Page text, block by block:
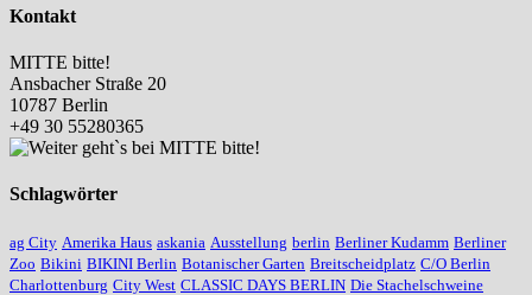
Kontakt
MITTE bitte!
Ansbacher Straße 20
10787 Berlin
+49 30 55280365
Schlagwörter
ag City Amerika Haus askania Ausstellung berlin Berliner Kudamm Berliner
Zoo Bikini BIKINI Berlin Botanischer Garten Breitscheidplatz C/O Berlin
Charlottenburg City West CLASSIC DAYS BERLIN Die Stachelschweine